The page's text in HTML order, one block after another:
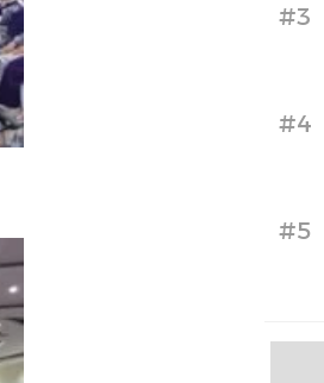
#3
#4
#5